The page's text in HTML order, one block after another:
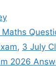
, 3 July
2026